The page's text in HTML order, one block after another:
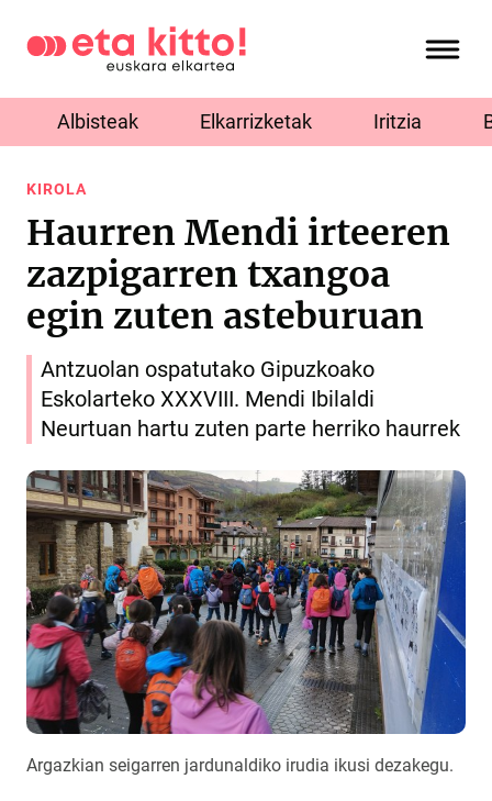
Albisteak Elkarrizketak Iritzia
KIROLA
Haurren Mendi irteeren
zazpigarren txangoa
egin zuten asteburuan
Antzuolan ospatutako Gipuzkoako
Eskolarteko XXXVIII. Mendi Ibilaldi
Neurtuan hartu zuten parte herriko haurrek
Argazkian seigarren jardunaldiko irudia ikusi dezakegu.